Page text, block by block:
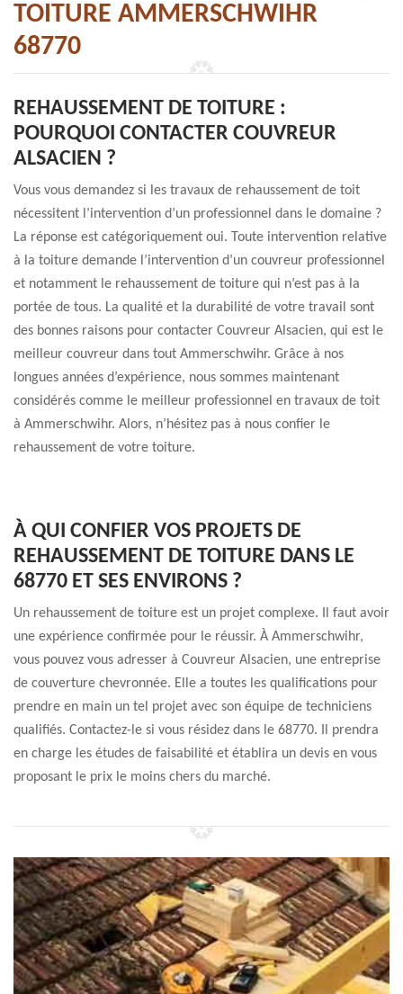
TOITURE AMMERSCHWIHR
68770
REHAUSSEMENT DE TOITURE :
POURQUOI CONTACTER COUVREUR
ALSACIEN ?
Vous vous demandez si les travaux de rehaussement de toit
nécessitent l’intervention d’un professionnel dans le domaine ?
La réponse est catégoriquement oui. Toute intervention relative
à la toiture demande l’intervention d’un couvreur professionnel
et notamment le rehaussement de toiture qui n’est pas à la
portée de tous. La qualité et la durabilité de votre travail sont
des bonnes raisons pour contacter Couvreur Alsacien, qui est le
meilleur couvreur dans tout Ammerschwihr. Grâce à nos
longues années d’expérience, nous sommes maintenant
considérés comme le meilleur professionnel en travaux de toit
à Ammerschwihr. Alors, n’hésitez pas à nous confier le
rehaussement de votre toiture.
À QUI CONFIER VOS PROJETS DE
REHAUSSEMENT DE TOITURE DANS LE
68770 ET SES ENVIRONS ?
Un rehaussement de toiture est un projet complexe. Il faut avoir
une expérience confirmée pour le réussir. À Ammerschwihr,
vous pouvez vous adresser à Couvreur Alsacien, une entreprise
de couverture chevronnée. Elle a toutes les qualifications pour
prendre en main un tel projet avec son équipe de techniciens
qualifiés. Contactez-le si vous résidez dans le 68770. Il prendra
en charge les études de faisabilité et établira un devis en vous
proposant le prix le moins chers du marché.